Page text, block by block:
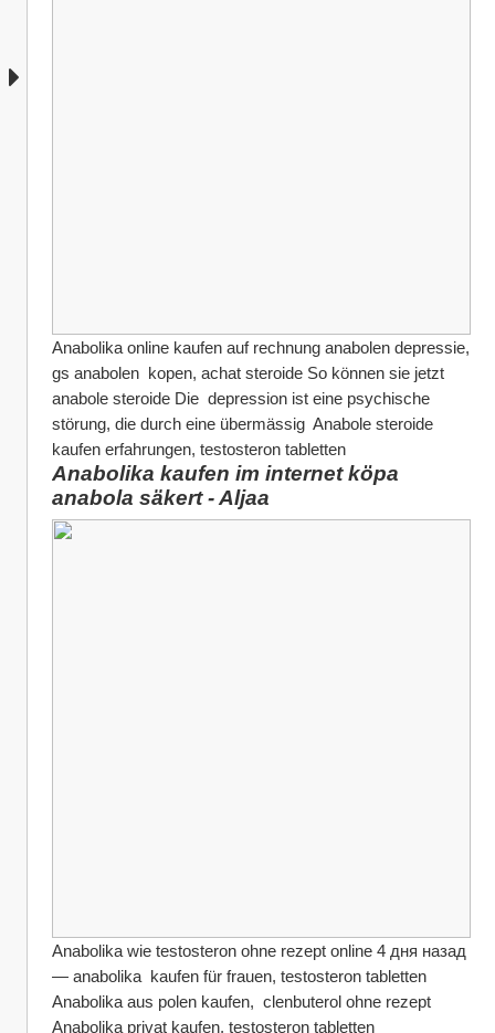
Anabolika online kaufen auf rechnung anabolen depressie,
gs anabolen  kopen, achat steroide So können sie jetzt
anabole steroide Die  depression ist eine psychische
störung, die durch eine übermässig  Anabole steroide
kaufen erfahrungen, testosteron tabletten
Anabolika kaufen im internet köpa
anabola säkert - Aljaa
Anabolika wie testosteron ohne rezept online 4 дня назад
— anabolika  kaufen für frauen, testosteron tabletten
Anabolika aus polen kaufen,  clenbuterol ohne rezept
Anabolika privat kaufen, testosteron tabletten